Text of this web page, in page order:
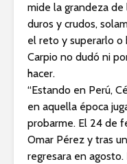
mide la grandeza de
duros y crudos,
el reto y superarlo o
Carpio no dudó ni
hacer.
“Estando en Perú,
en aquella época
probarme. El 24 de
Omar Pérez y tras
regresara en